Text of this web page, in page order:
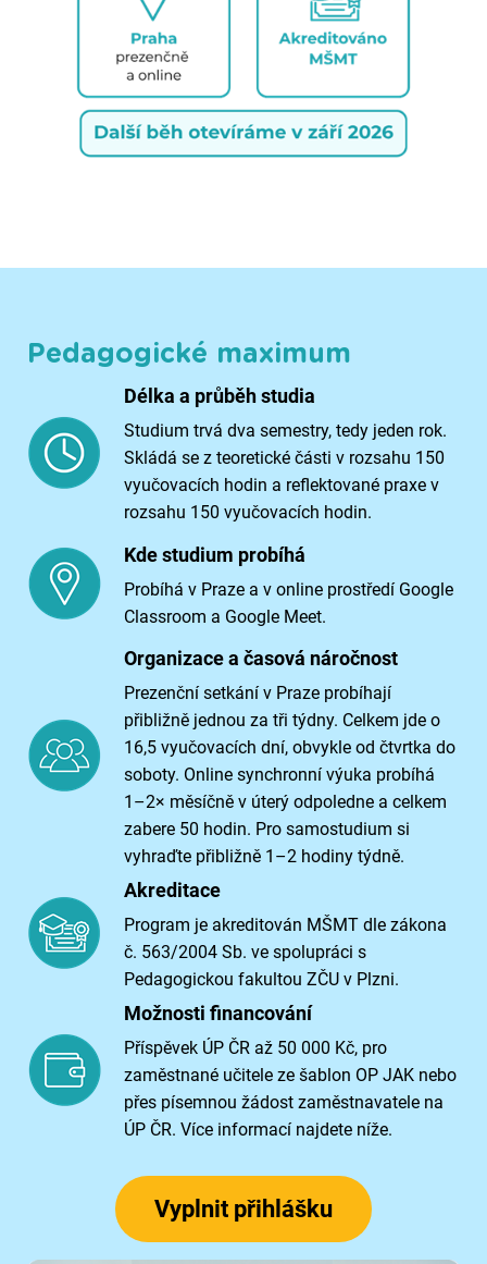
Pedagogické maximum
Délka a průběh studia
Studium trvá dva semestry, tedy jeden rok.
Skládá se z teoretické části v rozsahu 150
vyučovacích hodin a reflektované praxe v
rozsahu 150 vyučovacích hodin.
Kde studium probíhá
Probíhá v Praze a v online prostředí Google
Classroom a Google Meet.
Organizace a časová náročnost
Prezenční setkání v Praze probíhají
přibližně jednou za tři týdny. Celkem jde o
16,5 vyučovacích dní, obvykle od čtvrtka do
soboty. Online synchronní výuka probíhá
1–2× měsíčně v úterý odpoledne a celkem
zabere 50 hodin. Pro samostudium si
vyhraďte přibližně 1–2 hodiny týdně.
Akreditace
Program je akreditován MŠMT dle zákona
č. 563/2004 Sb. ve spolupráci s
Pedagogickou fakultou ZČU v Plzni.
Možnosti financování
Příspěvek ÚP ČR až 50 000 Kč, pro
zaměstnané učitele ze šablon OP JAK nebo
přes písemnou žádost zaměstnavatele na
ÚP ČR. Více informací najdete níže.
Vyplnit přihlášku